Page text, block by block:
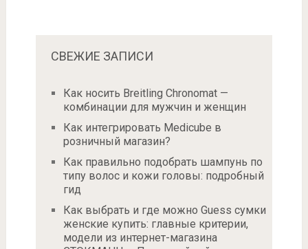
СВЕЖИЕ ЗАПИСИ
Как носить Breitling Chronomat —
комбинации для мужчин и женщин
Как интегрировать Medicube в
розничный магазин?
Как правильно подобрать шампунь по
типу волос и кожи головы: подробный
гид
Как выбрать и где можно Guess сумки
женские купить: главные критерии,
модели из интернет-магазина